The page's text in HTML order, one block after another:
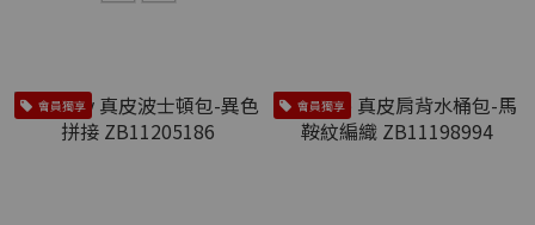
會員獨享 會員獨享